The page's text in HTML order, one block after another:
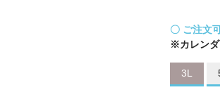
〇 ご注文
※カレンダ
3L